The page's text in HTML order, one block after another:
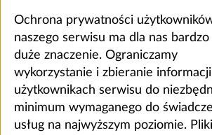
Ochrona prywatności
naszego serwisu ma dla nas bardzo
duże znaczenie. Ograniczamy
wykorzystanie i zbieranie
użytkownikach serwisu do
minimum wymaganego do
usług na najwyższym poziomie. Pliki